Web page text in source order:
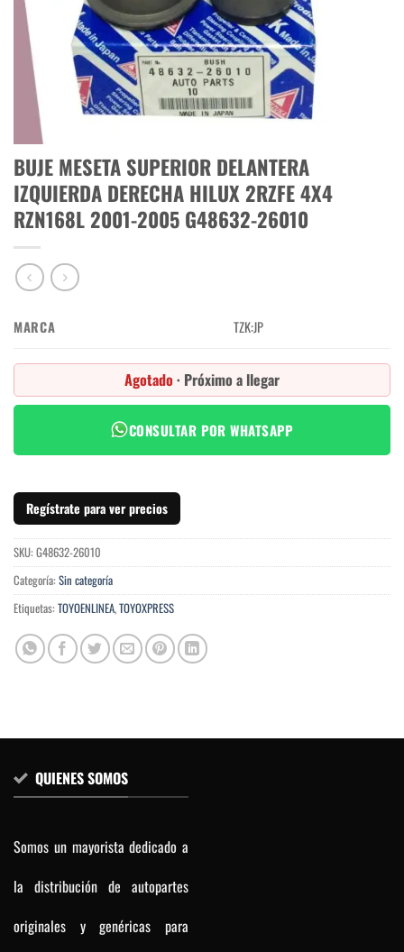
BUJE MESETA SUPERIOR DELANTERA
IZQUIERDA DERECHA HILUX 2RZFE 4X4
RZN168L 2001-2005 G48632-26010
MARCA TZK:JP
Agotado · Próximo a llegar
CONSULTAR POR WHATSAPP
Regístrate para ver precios
SKU: G48632-26010
Categoría: Sin categoría
Etiquetas: TOYOENLINEA,TOYOXPRESS
QUIENES SOMOS
Somos un mayorista dedicado a
la distribución de autopartes
originales y genéricas para